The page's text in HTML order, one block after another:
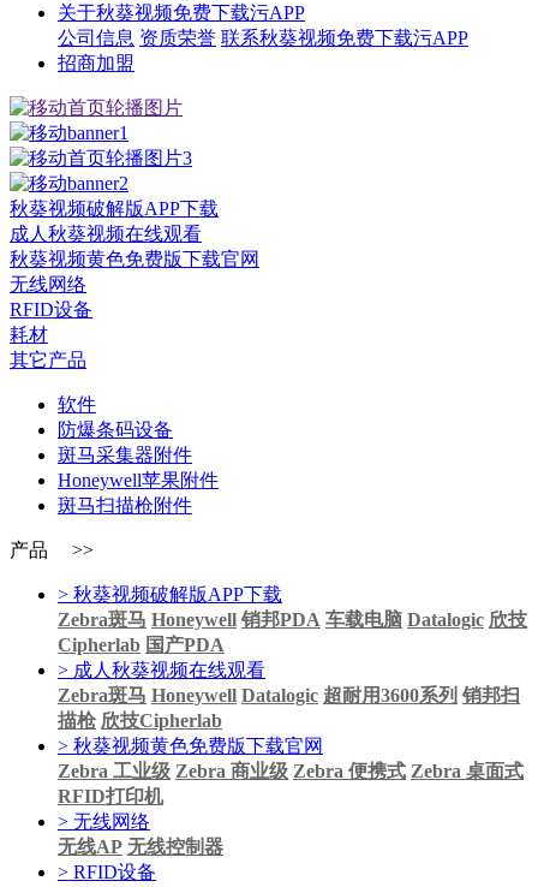
关于秋葵视频免费下载污APP
公司信息 资质荣誉 联系秋葵视频免费下载污APP
招商加盟
秋葵视频破解版APP下载
成人秋葵视频在线观看
秋葵视频黄色免费版下载官网
无线网络
RFID设备
耗材
其它产品
软件
防爆条码设备
斑马采集器附件
Honeywell苹果附件
斑马扫描枪附件
产品 >>
> 秋葵视频破解版APP下载
Zebra斑马 Honeywell 销邦PDA 车载电脑 Datalogic 欣技
Cipherlab 国产PDA
> 成人秋葵视频在线观看
Zebra斑马 Honeywell Datalogic 超耐用3600系列 销邦扫
描枪 欣技Cipherlab
> 秋葵视频黄色免费版下载官网
Zebra 工业级 Zebra 商业级 Zebra 便携式 Zebra 桌面式
RFID打印机
> 无线网络
无线AP 无线控制器
> RFID设备